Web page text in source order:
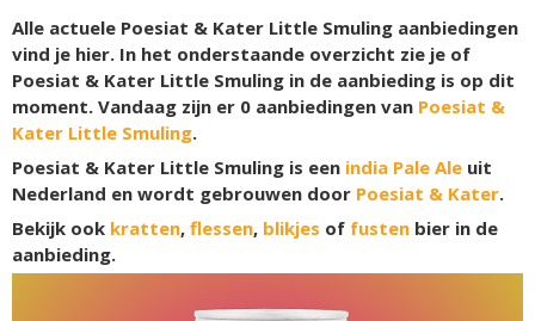
Alle actuele Poesiat & Kater Little Smuling aanbiedingen
vind je hier. In het onderstaande overzicht zie je of
Poesiat & Kater Little Smuling in de aanbieding is op dit
moment. Vandaag zijn er 0 aanbiedingen van Poesiat &
Kater Little Smuling.
Poesiat & Kater Little Smuling is een india Pale Ale uit
Nederland en wordt gebrouwen door Poesiat & Kater.
Bekijk ook kratten, flessen, blikjes of fusten bier in de
aanbieding.